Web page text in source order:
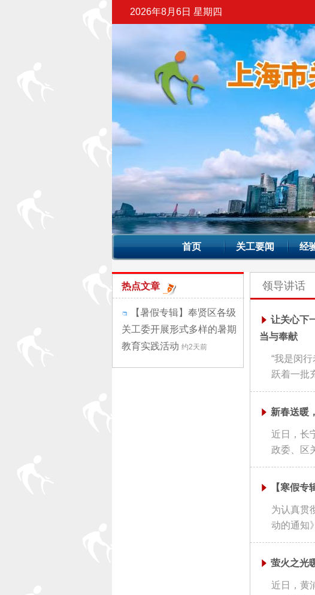
2026年8月6日 星期四
首页 关工要闻 经
热点文章
【暑假专辑】奉贤区各级
关工委开展形式多样的暑期
教育实践活动 约2天前
领导讲话
让关心下
当与奉献
“我是闵
跃着一批
新春送暖
近日，长
政委、区
【寒假
为认真贯
动的通知
萤火之光
近日，黄